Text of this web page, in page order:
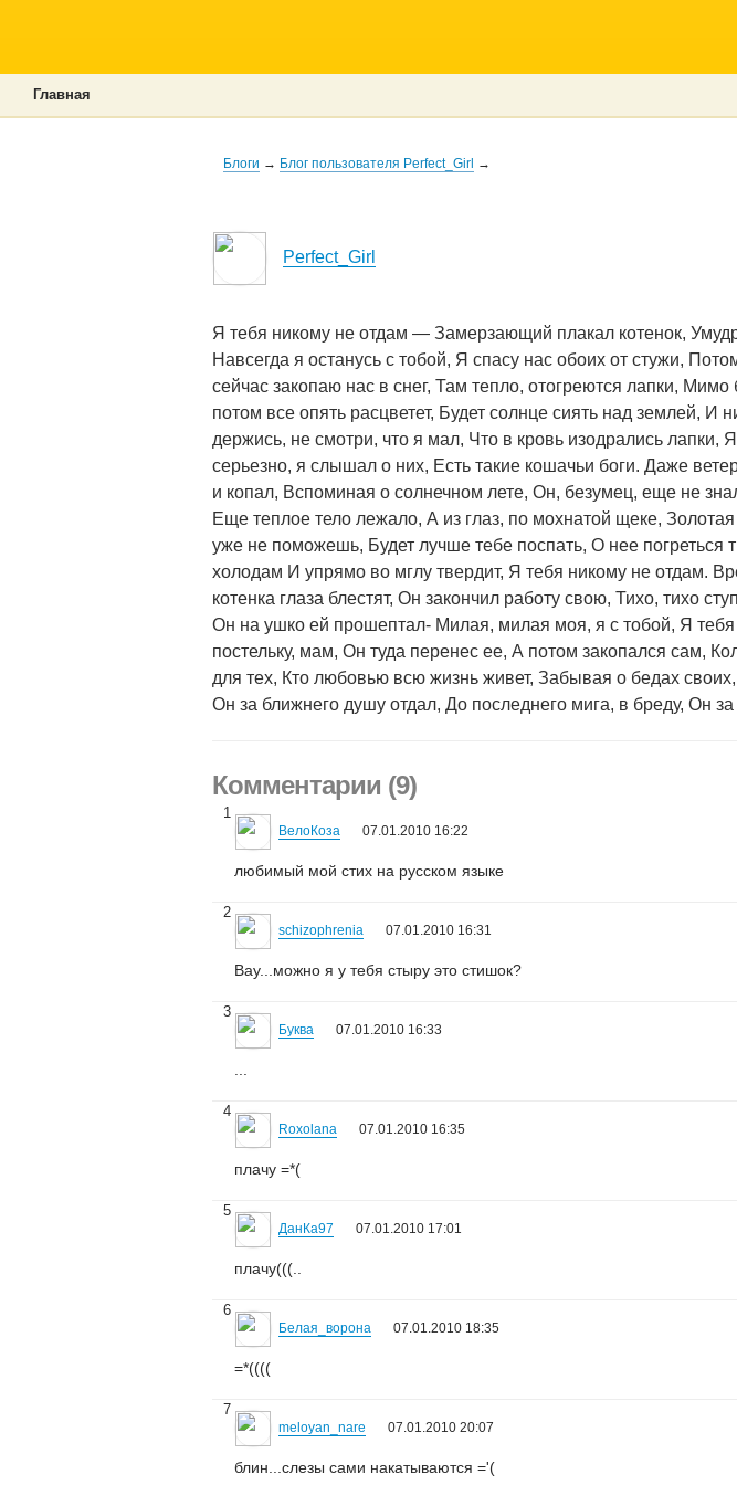
Главная
Блоги → Блог пользователя Perfect_Girl →
Perfect_Girl
Я тебя никому не отдам — Замерзающий плакал котенок,
Навсегда я останусь с тобой, Я спасу нас обоих от стужи,
сейчас закопаю нас в снег, Там тепло, отогреются лапки,
потом все опять расцветет, Будет солнце сиять над землей,
держись, не смотри, что я мал, Что в кровь изодрались лапки,
серьезно, я слышал о них, Есть такие кошачьи боги. Даже
и копал, Вспоминая о солнечном лете, Он, безумец, еще не
Еще теплое тело лежало, А из глаз, по мохнатой щеке,
уже не поможешь, Будет лучше тебе поспать, О нее
холодам И упрямо во мглу твердит, Я тебя никому не отдам.
котенка глаза блестят, Он закончил работу свою, Тихо, тихо
Он на ушко ей прошептал- Милая, милая моя, я с тобой, Я
постельку, мам, Он туда перенес ее, А потом закопался сам,
для тех, Кто любовью всю жизнь живет, Забывая о бедах
Он за ближнего душу отдал, До последнего мига, в бреду, Он
Комментарии (9)
1
ВелоКоза 07.01.2010 16:22
любимый мой стих на русском языке
2
schizophrenia 07.01.2010 16:31
Вау...можно я у тебя стыру это стишок?
3
Буква 07.01.2010 16:33
4
Roxolana 07.01.2010 16:35
плачу =*(
5
ДанКа97 07.01.2010 17:01
плачу(((..
6
Белая_ворона 07.01.2010 18:35
=*((((
7
meloyan_nare 07.01.2010 20:07
блин...слезы сами накатываются ='(